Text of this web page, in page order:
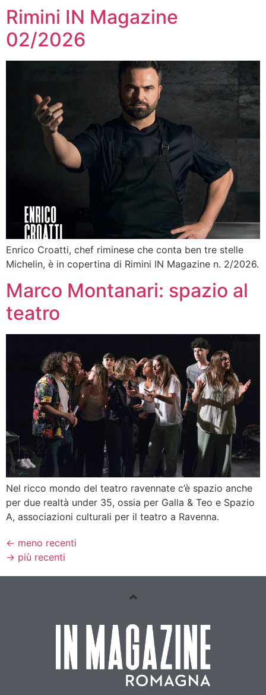
Rimini IN Magazine
02/2026
Enrico Croatti, chef riminese che conta ben tre stelle
Michelin, è in copertina di Rimini IN Magazine n. 2/2026.
Marco Montanari: spazio al
teatro
Nel ricco mondo del teatro ravennate c’è spazio anche
per due realtà under 35, ossia per Galla & Teo e Spazio
A, associazioni culturali per il teatro a Ravenna.
← meno recenti
→ più recenti